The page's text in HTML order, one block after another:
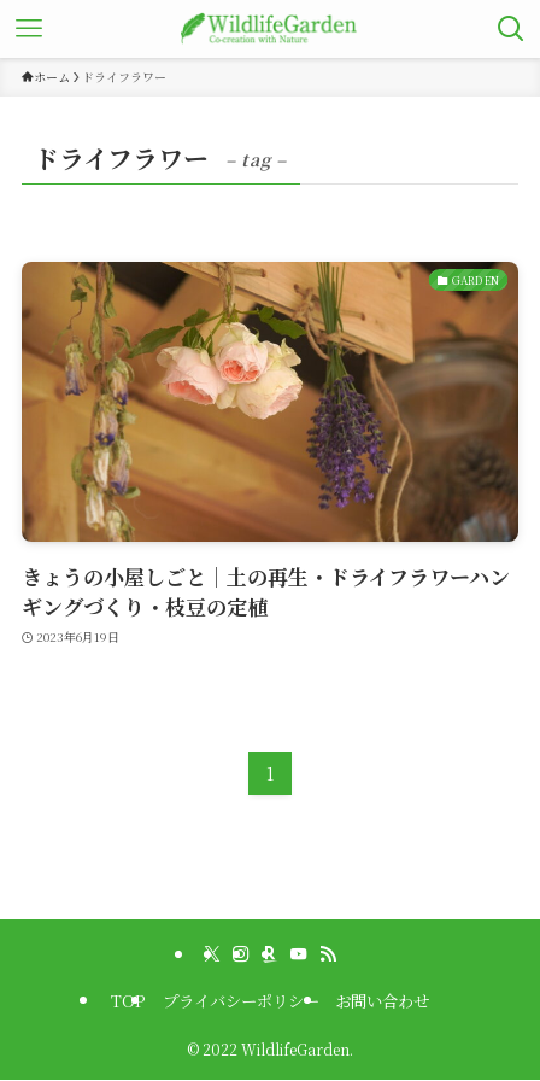
ホーム ドライフラワー
ドライフラワー – tag –
GARDEN
きょうの小屋しごと｜土の再生・ドライフラワーハン
ギングづくり・枝豆の定植
2023年6月19日
1
TOP プライバシーポリシー お問い合わせ
© 2022 WildlifeGarden.